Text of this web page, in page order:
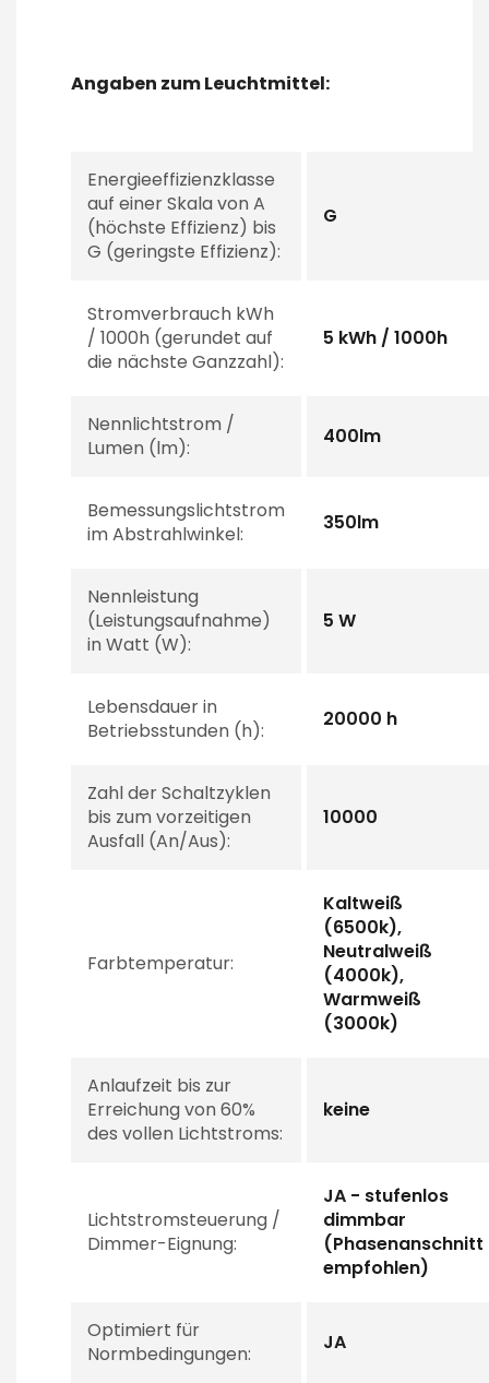
Angaben zum Leuchtmittel:
Energieeffizienzklasse
auf einer Skala von A
(höchste Effizienz) bis
G (geringste Effizienz):
G
Stromverbrauch kWh
/ 1000h (gerundet auf
die nächste Ganzzahl):
5 kWh / 1000h
Nennlichtstrom /
Lumen (lm):
400lm
Bemessungslichtstrom
im Abstrahlwinkel:
350lm
Nennleistung
(Leistungsaufnahme)
in Watt (W):
5 W
Lebensdauer in
Betriebsstunden (h):
20000 h
Zahl der Schaltzyklen
bis zum vorzeitigen
Ausfall (An/Aus):
10000
Farbtemperatur:
Kaltweiß
(6500k),
Neutralweiß
(4000k),
Warmweiß
(3000k)
Anlaufzeit bis zur
Erreichung von 60%
des vollen Lichtstroms:
keine
Lichtstromsteuerung /
Dimmer-Eignung:
JA - stufenlos
dimmbar
(Phasenanschnitt
empfohlen)
Optimiert für
Normbedingungen:
JA